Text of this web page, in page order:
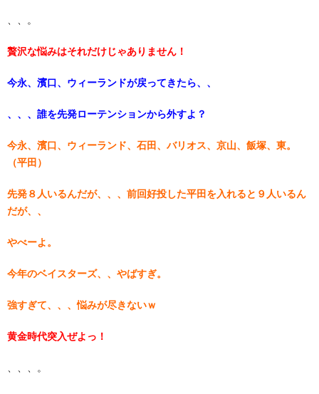
、、。
贅沢な悩みはそれだけじゃありません！
今永、濱口、ウィーランドが戻ってきたら、、
、、、誰を先発ローテンションから外すよ？
今永、濱口、ウィーランド、石田、バリオス、京山、飯塚、東。
（平田）
先発８人いるんだが、、、前回好投した平田を入れると９人いるん
だが、、
やべーよ。
今年のベイスターズ、、やばすぎ。
強すぎて、、、悩みが尽きないｗ
黄金時代突入ぜよっ！
、、、。